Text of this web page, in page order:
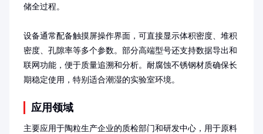
储全过程。
设备通常配备触摸屏操作界面，可直接显示体积密度、堆积
密度、孔隙率等多个参数。部分高端型号还支持数据导出和
联网功能，便于质量追溯和分析。耐腐蚀不锈钢材质确保长
期稳定使用，特别适合潮湿的实验室环境。
应用领域
主要应用于陶粒生产企业的质检部门和研发中心，用于原料